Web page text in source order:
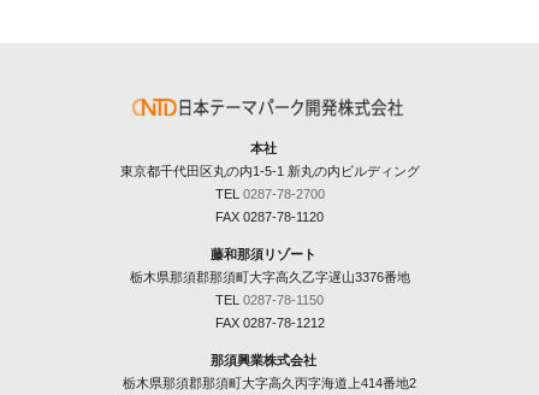
本社
東京都千代田区丸の内1-5-1 新丸の内ビルディング
TEL 0287-78-2700
FAX 0287-78-1120
藤和那須リゾート
栃木県那須郡那須町大字高久乙字遅山3376番地
TEL 0287-78-1150
FAX 0287-78-1212
那須興業株式会社
栃木県那須郡那須町大字高久丙字海道上414番地2